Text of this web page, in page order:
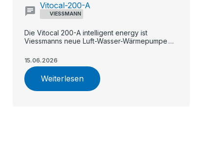
VIESSMANN
Vitocal-200-A
Die Vitocal 200-A intelligent energy ist
Viessmanns neue Luft-Wasser-Wärmepumpe
15.06.2026
Weiterlesen